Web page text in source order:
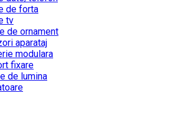
de forta
tv
de ornament
aparataj
modulara
fixare
de lumina